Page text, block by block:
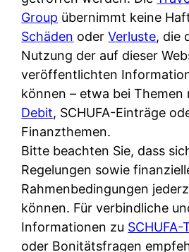
B
a
n
k
k
a
r
t
e
n
M
I
R
k
o
t
n
o
u
w
i
r
m
a
a
m
p
r
i
v
a
t
e
Group übernimmt keine
Schäden oderVerluste, die
Nutzung der auf dieser
veröffentlichten
können – etwa bei Themen
Debit, SCHUFA-Einträge
Finanzthemen.
Bitte beachten Sie, dass
Regelungen sowie
Rahmenbedingungen
können. Für verbindliche
Informationen zu SCHUFA-
oder Bonitätsfragen